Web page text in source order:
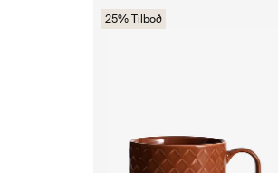
25% Tilboð